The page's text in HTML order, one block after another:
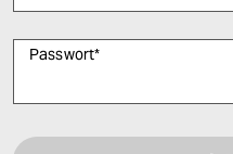
Passwort*